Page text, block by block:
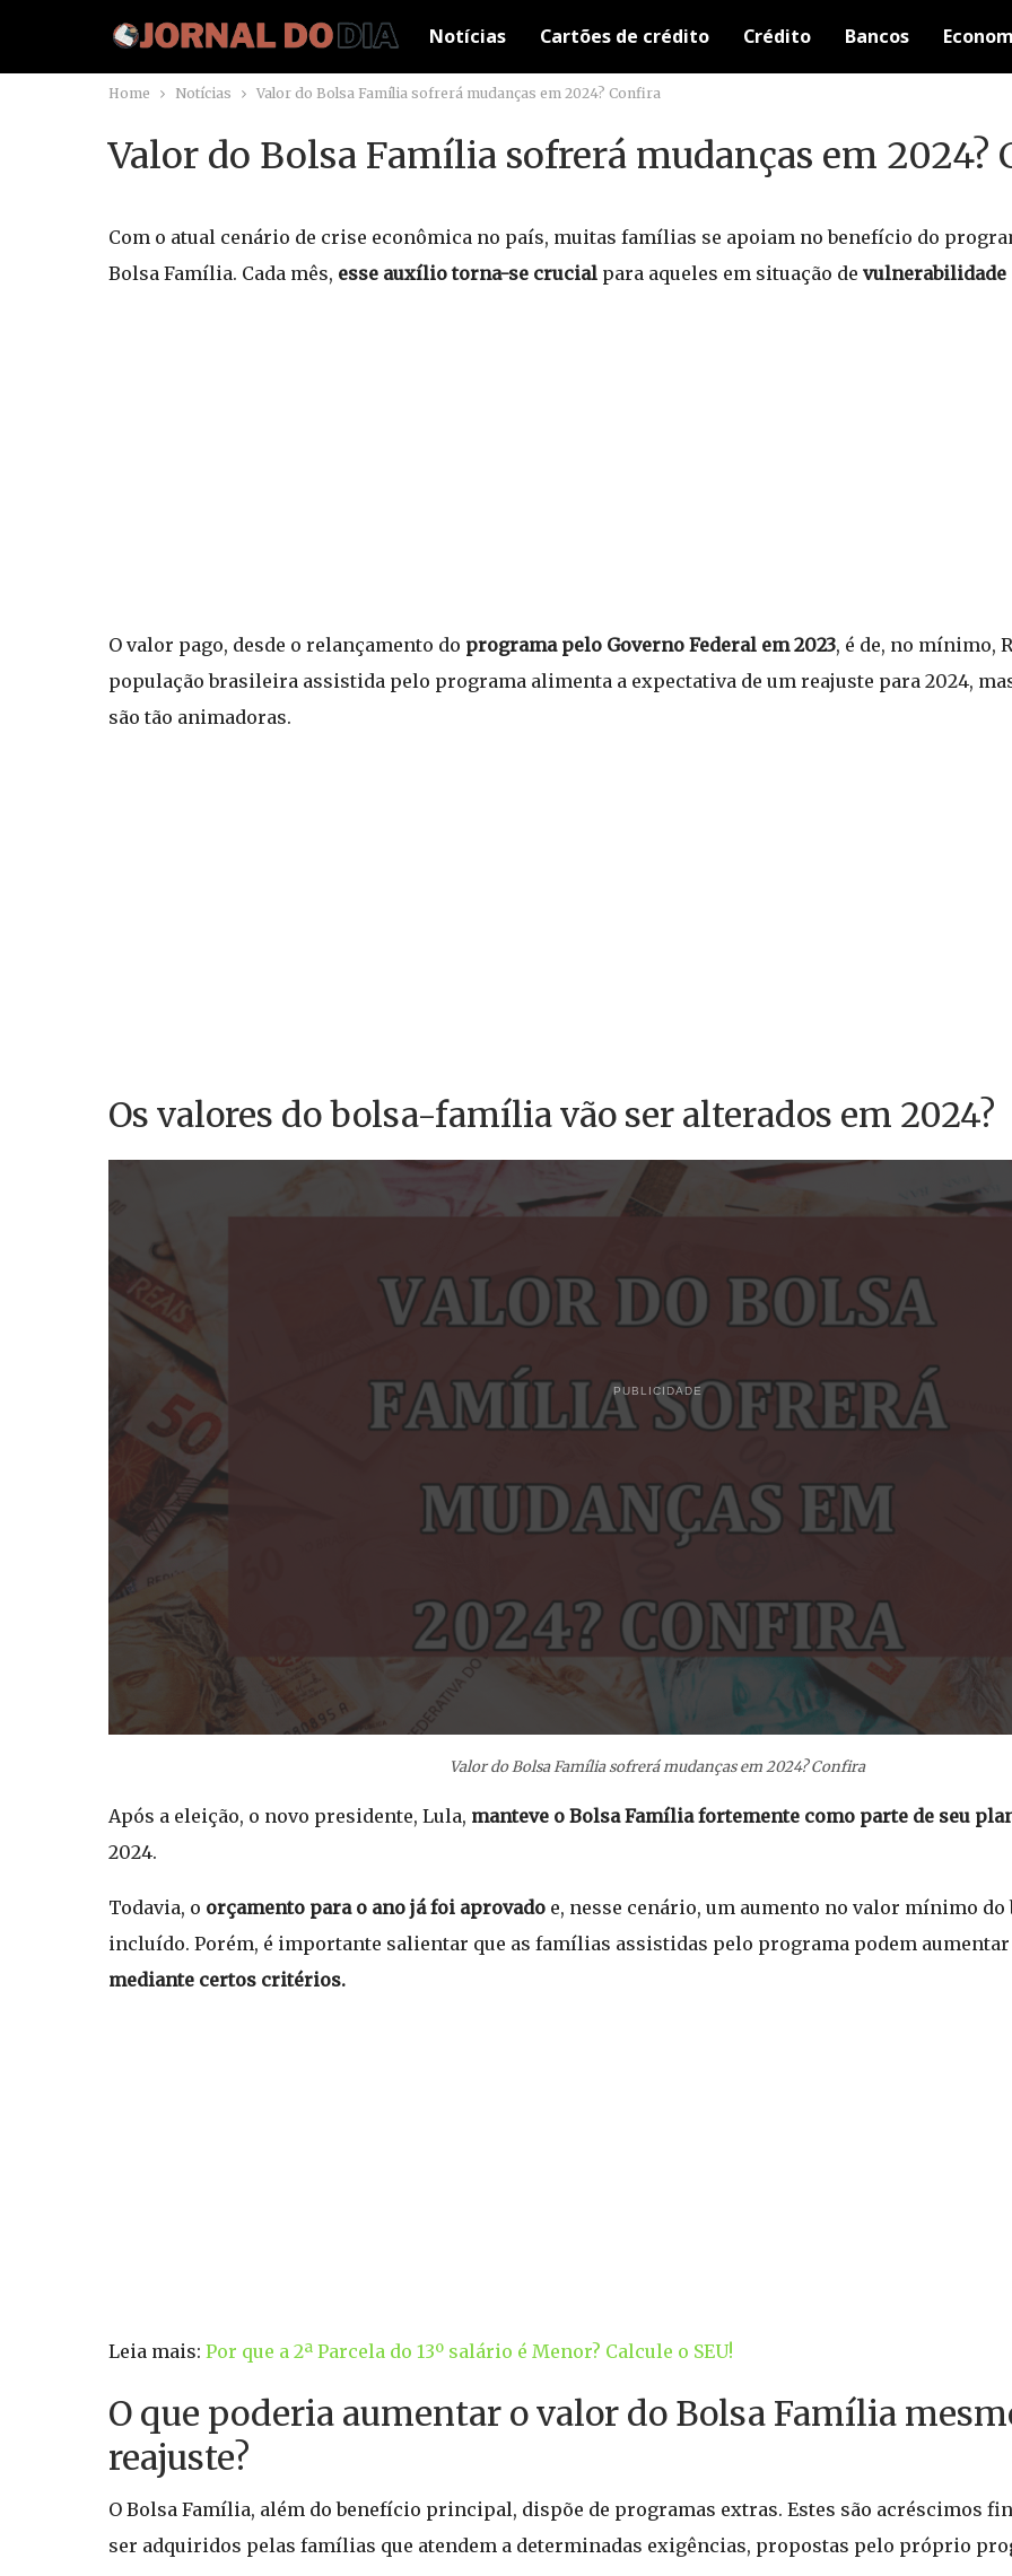
Notícias Cartões de crédito Crédito Bancos
Home Notícias Valor do Bolsa Família sofrerá mudanças em 2024? Confira
Valor do Bolsa Família sofrerá mudanças em 2024?
Com o atual cenário de crise econômica no país, muitas famílias se apoiam no benefício do
Bolsa Família. Cada mês, esse auxílio torna-se crucial para aqueles em situação de vulnerabilidade
O valor pago, desde o relançamento do programa pelo Governo Federal em 2023, é de, no mínimo,
população brasileira assistida pelo programa alimenta a expectativa de um reajuste para 2024,
são tão animadoras.
Os valores do bolsa-família vão ser alterados em 2024?
PUBLICIDADE
Valor do Bolsa Família sofrerá mudanças em 2024? Confira
Após a eleição, o novo presidente, Lula, manteve o Bolsa Família fortemente como parte de seu
2024.
Todavia, o orçamento para o ano já foi aprovado e, nesse cenário, um aumento no valor mínimo
incluído. Porém, é importante salientar que as famílias assistidas pelo programa podem aumentar
mediante certos critérios.
Leia mais: Por que a 2ª Parcela do 13º salário é Menor? Calcule o SEU!
O que poderia aumentar o valor do Bolsa Família
reajuste?
O Bolsa Família, além do benefício principal, dispõe de programas extras. Estes são acréscimos
ser adquiridos pelas famílias que atendem a determinadas exigências, propostas pelo próprio